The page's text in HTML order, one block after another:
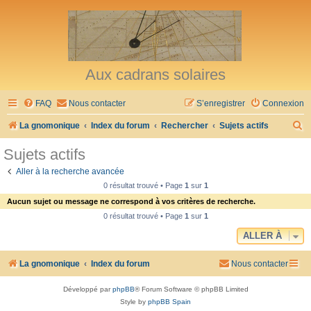
Aux cadrans solaires
FAQ Nous contacter Connexion
S’enregistrer
La gnomonique Index du forum Rechercher Sujets actifs
h
Sujets actifs
Aller à la recherche avancée
0 résultat trouvé • Page 1sur 1
Aucun sujet ou message ne correspond à vos critères de recherche.
0 résultat trouvé • Page 1sur 1
ALLER À
La gnomonique Index du forum Nous contacter
Développé parphpBB® Forum Software © phpBB Limited
Style by phpBB Spain